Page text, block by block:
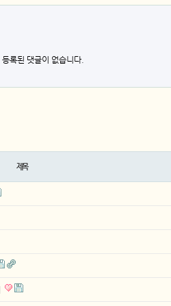
등록된 댓글이 없습니다.
제목